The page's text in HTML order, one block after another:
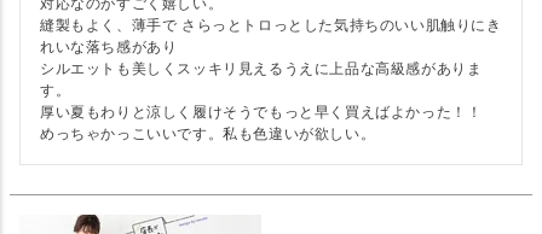
対応なのがすごく嬉しい。
縫製もよく、薄手で さらっとトロっとした気持ちのいい肌触りにき
れいな落ち感があり
シルエットも美しくスッキリ見えるうえに上品な高級感がありま
す。
厚い夏もわりと涼しく履けそうでもっと早く買えばよかった！！
めっちゃかっこいいです。私も色違いが欲しい。